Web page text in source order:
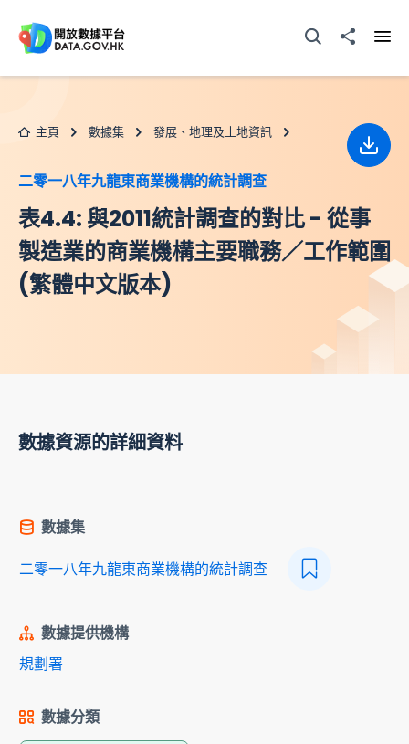
打開搜尋器分享至
主頁 數據集 發展、地理及土地資訊
二零一八年九龍東商業機構的統計調查
表4.4: 與2011統計調查的對比 - 從事
製造業的商業機構主要職務／工作範圍
(繁體中文版本)
下載
數據資源的詳細資料
數據集
二零一八年九龍東商業機構的統計調查
數據提供機構
規劃署
數據分類